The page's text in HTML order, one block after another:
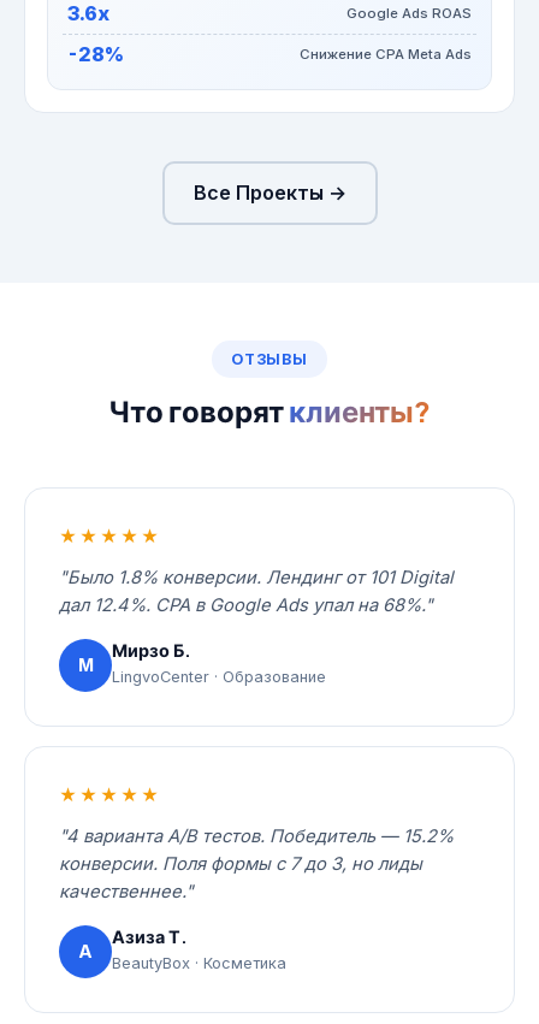
3.6x Google Ads ROAS
-28% Снижение CPA Meta Ads
Все Проекты →
ОТЗЫВЫ
Что говорятклиенты?
★★★★★
"Было 1.8% конверсии. Лендинг от 101 Digital
дал 12.4%. CPA в Google Ads упал на 68%."
М
Мирзо Б.
LingvoCenter · Образование
★★★★★
"4 варианта A/B тестов. Победитель — 15.2%
конверсии. Поля формы с 7 до 3, но лиды
качественнее."
А
Азиза Т.
BeautyBox · Косметика